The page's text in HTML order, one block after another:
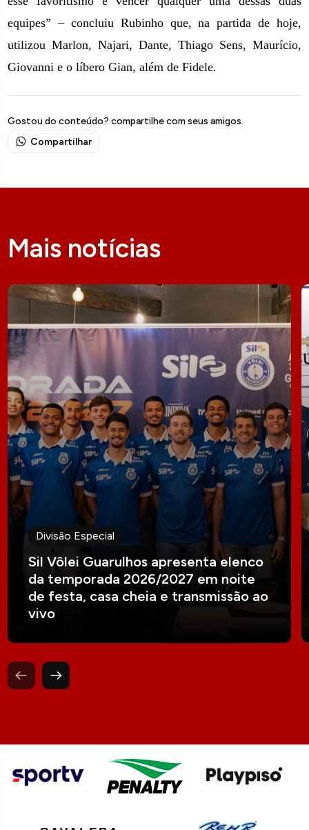
equipes” – concluiu Rubinho que, na partida de hoje,
utilizou Marlon, Najari, Dante, Thiago Sens, Maurício,
Giovanni e o líbero Gian, além de Fidele.
Gostou do conteúdo? compartilhe com seus amigos.
Compartilhar
Mais notícias
Divisão Especial
Sil Vôlei Guarulhos apresenta elenco
da temporada 2026/2027 em noite
de festa, casa cheia e transmissão ao
vivo